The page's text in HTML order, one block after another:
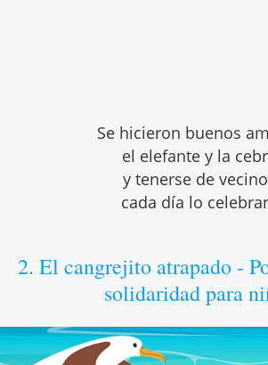
Se hicieron buenos
el elefante y la
y tenerse de
cada día lo
2. El cangrejito atrapado -
solidaridad para